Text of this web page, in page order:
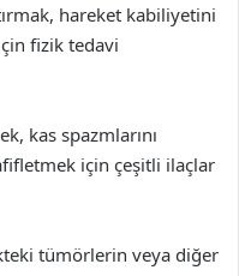
hareket kabiliyetini
fizik tedavi
kas spazmlarını
için çeşitli ilaçlar
tümörlerin veya diğer